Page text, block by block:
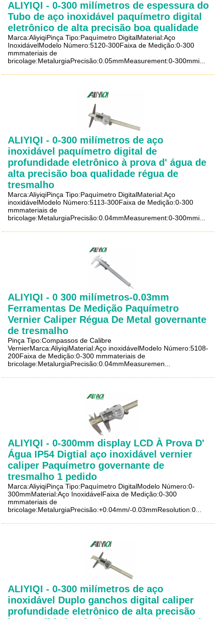
ALIYIQI - 0-300 milímetros de espessura do
Tubo de aço inoxidável paquímetro digital
eletrônico de alta precisão boa qualidade
Marca:AliyiqiPinça Tipo:Paquímetro DigitalMaterial:Aço
InoxidávelModelo Número:5120-300Faixa de Medição:0-300
mmmateriais de
bricolage:MetalurgiaPrecisão:0.05mmMeasurement:0-300mmi...
ALIYIQI - 0-300 milímetros de aço
inoxidável paquímetro digital de
profundidade eletrônico à prova d' água de
alta precisão boa qualidade régua de
tresmalho
Marca:AliyiqiPinça Tipo:Paquímetro DigitalMaterial:Aço
inoxidávelModelo Número:5113-300Faixa de Medição:0-300
mmmateriais de
bricolage:MetalurgiaPrecisão:0.04mmMeasurement:0-300mmi...
ALIYIQI - 0 300 milímetros-0.03mm
Ferramentas De Medição Paquímetro
Vernier Caliper Régua De Metal governante
de tresmalho
Pinça Tipo:Compassos de Calibre
VernierMarca:AliyiqiMaterial:Aço inoxidávelModelo Número:5108-
200Faixa de Medição:0-300 mmmateriais de
bricolage:MetalurgiaPrecisão:0.04mmMeasuremen...
ALIYIQI - 0-300mm display LCD À Prova D'
Água IP54 Digtial aço inoxidável vernier
caliper Paquímetro governante de
tresmalho 1 pedido
Marca:AliyiqiPinça Tipo:Paquímetro DigitalModelo Número:0-
300mmMaterial:Aço InoxidávelFaixa de Medição:0-300
mmmateriais de
bricolage:MetalurgiaPrecisão:+0.04mm/-0.03mmResolution:0...
ALIYIQI - 0-300 milímetros de aço
inoxidável Duplo ganchos digital caliper
profundidade eletrônico de alta precisão